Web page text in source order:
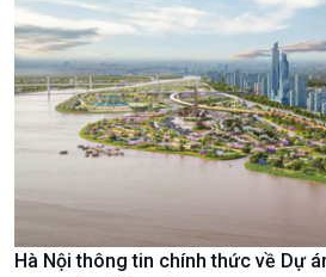
Văn hoá & Du lịch
Tin Văn hoá & Du lịch
Chát với người nổi tiếng
Câu chuyện Thể thao
Ảnh
E-
Hà Nội thông tin chính thức về Dự